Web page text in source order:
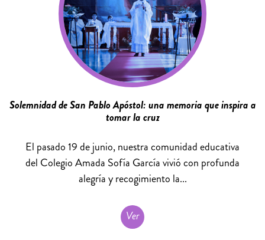
Solemnidad de San Pablo Apóstol: una memoria que inspira a
tomar la cruz
El pasado 19 de junio, nuestra comunidad educativa
del Colegio Amada Sofía García vivió con profunda
alegría y recogimiento la...
Ver